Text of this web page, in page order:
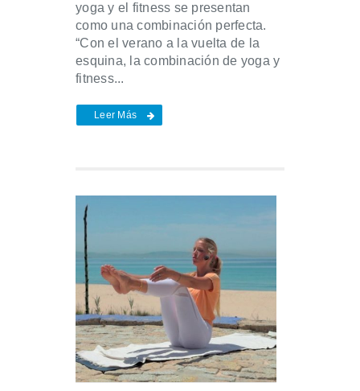
yoga y el fitness se presentan
como una combinación perfecta.
“Con el verano a la vuelta de la
esquina, la combinación de yoga y
fitness...
Leer Más